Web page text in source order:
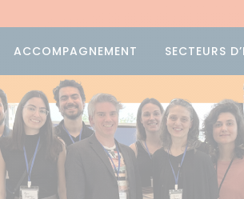
ACCOMPAGNEMENT SECTEURS